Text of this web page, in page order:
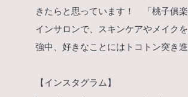
きたらと思っています！ 「桃子俱
インサロンで、スキンケアやメイク
強中、好きなことにはトコトン突き進
【インスタグラム】